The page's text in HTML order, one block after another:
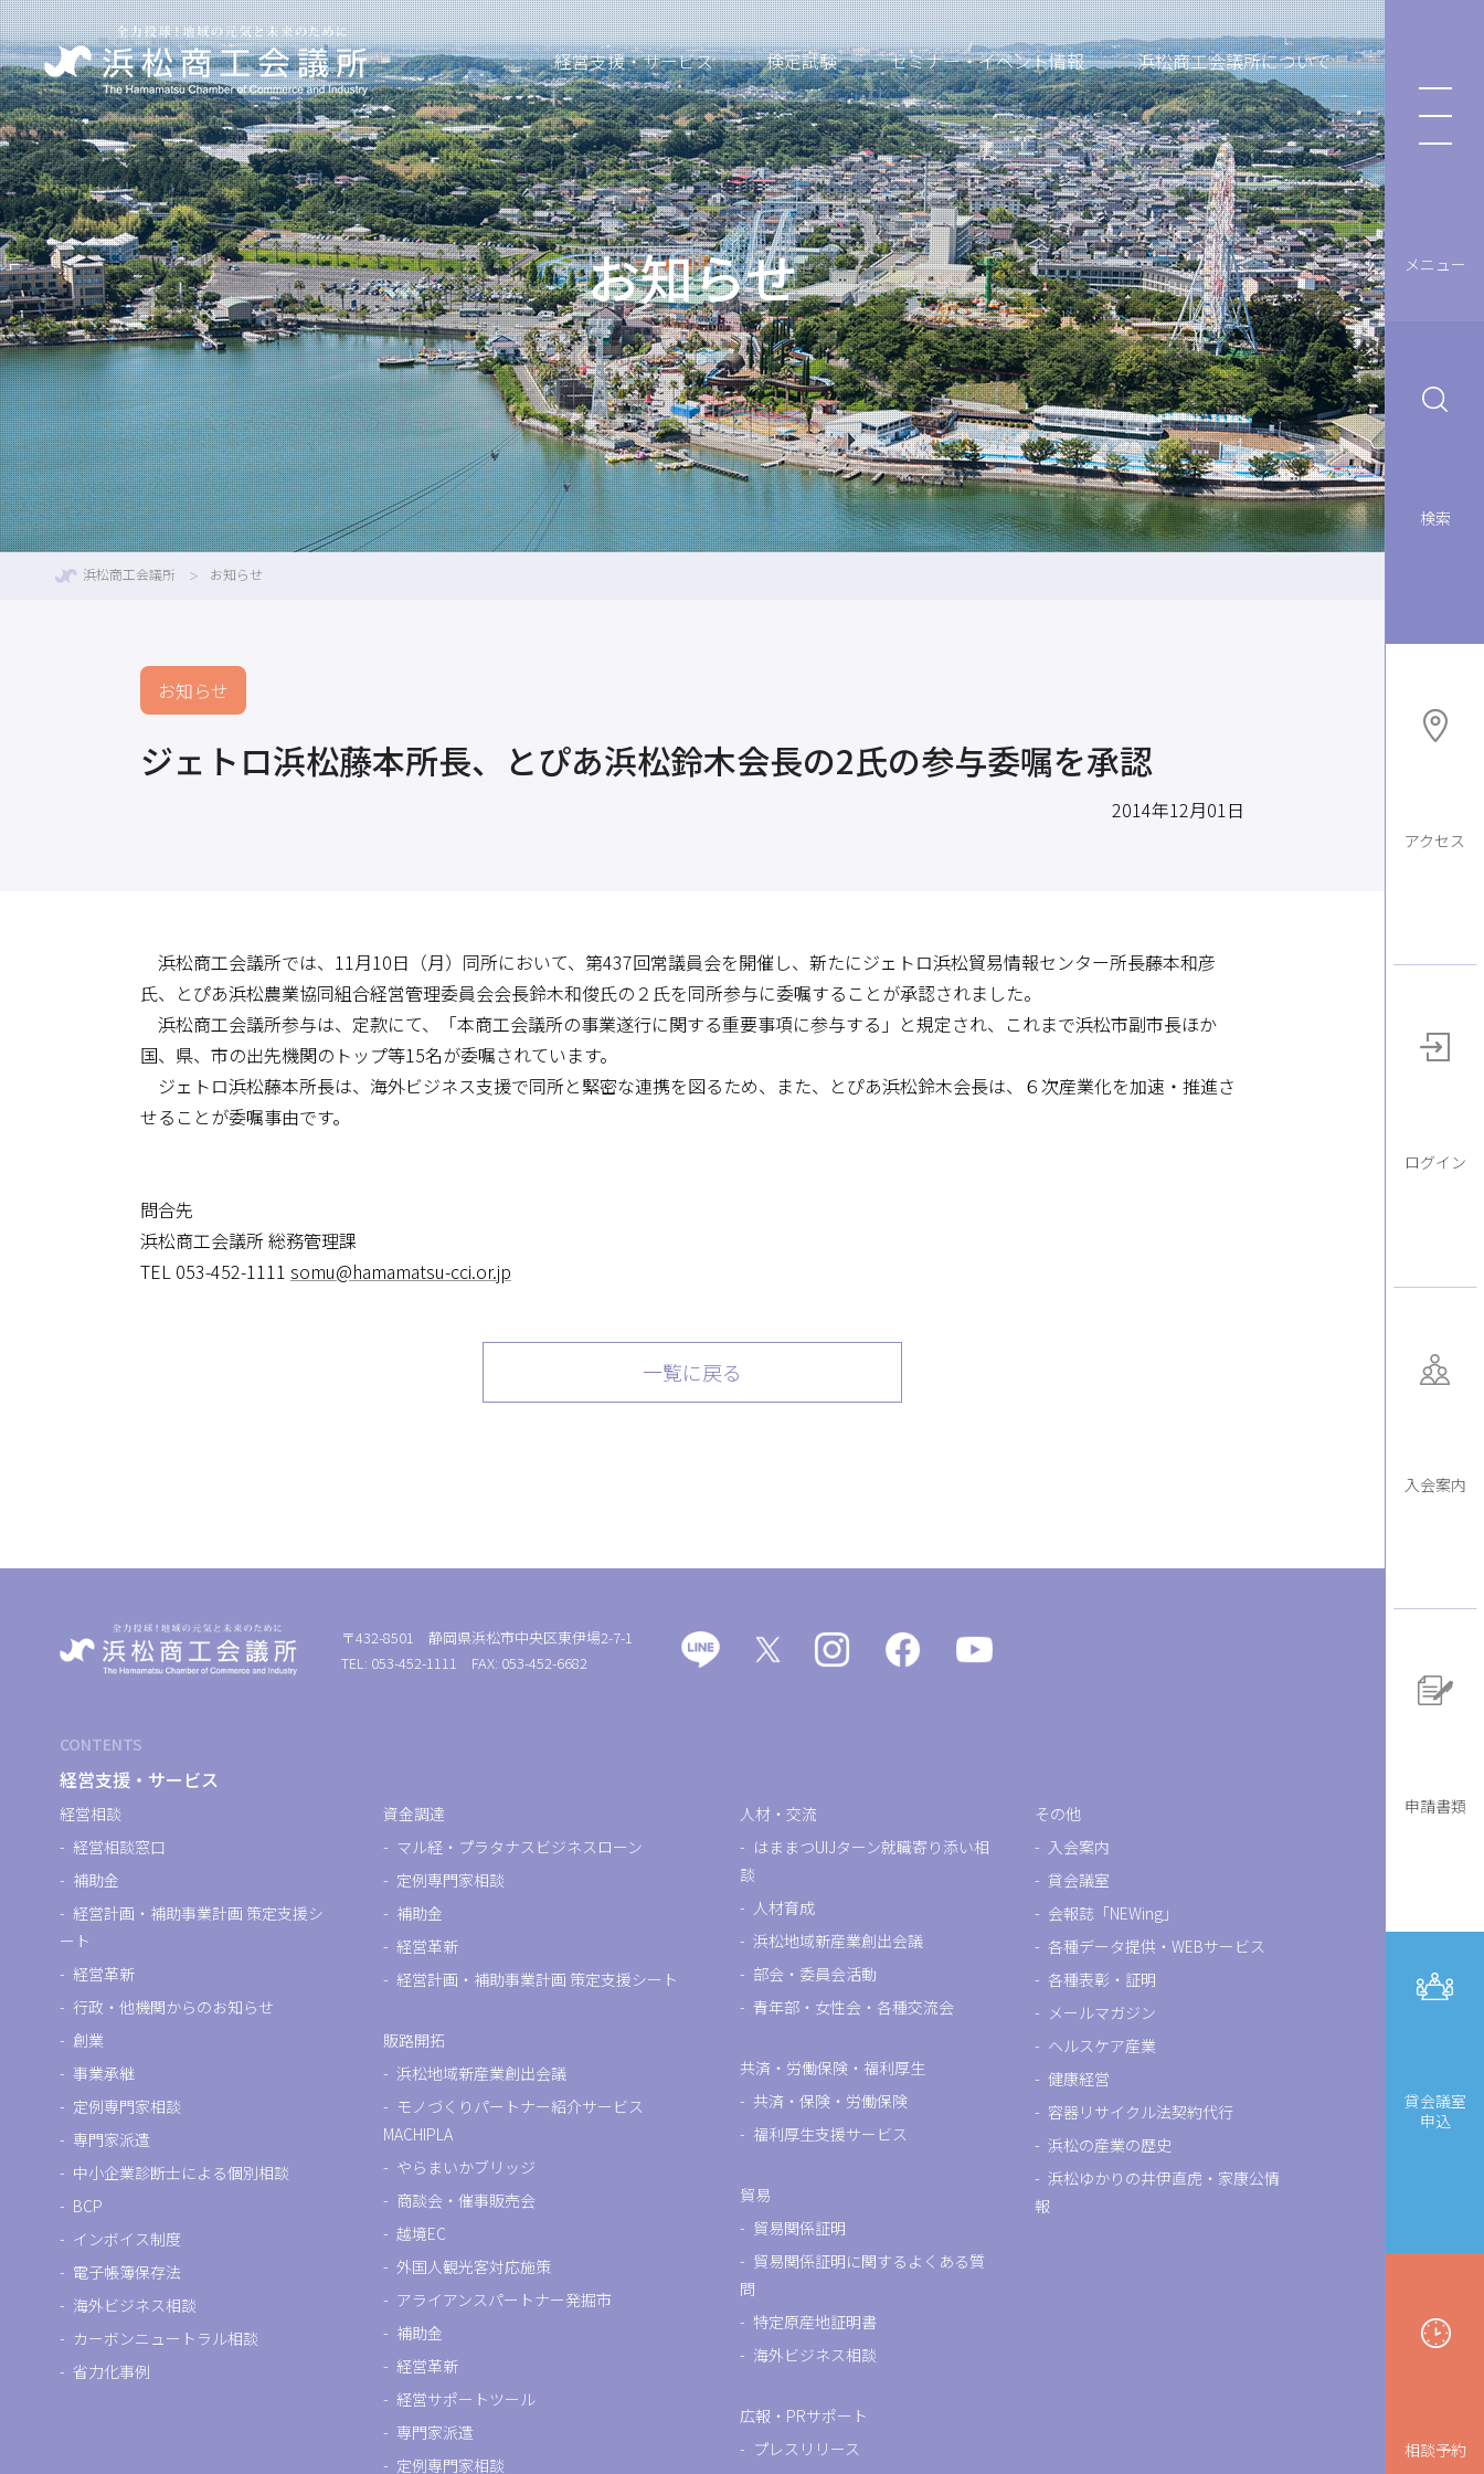
経営支援・サービス 検定試験 セミナー・イベント情報 浜松商工会議所について
メニュー
検索
アクセス
ログイン
入会案内
申請書類
貸会議室
申込
相談予約
お知らせ
浜松商工会議所 お知らせ
お知らせ
ジェトロ浜松藤本所長、とぴあ浜松鈴木会長の2氏の参与委嘱を承認
2014年12月01日
浜松商工会議所では、11月10日（月）同所において、第437回常議員会を開催し、新たにジェトロ浜松貿易情報センター所長藤本和彦
氏、とぴあ浜松農業協同組合経営管理委員会会長鈴木和俊氏の２氏を同所参与に委嘱することが承認されました。
浜松商工会議所参与は、定款にて、「本商工会議所の事業遂行に関する重要事項に参与する」と規定され、これまで浜松市副市長ほか
国、県、市の出先機関のトップ等15名が委嘱されています。
ジェトロ浜松藤本所長は、海外ビジネス支援で同所と緊密な連携を図るため、また、とぴあ浜松鈴木会長は、６次産業化を加速・推進さ
せることが委嘱事由です。
問合先
浜松商工会議所 総務管理課
TEL 053-452-1111 somu@hamamatsu-cci.or.jp
一覧に戻る
〒432-8501 静岡県浜松市中央区東伊場2-7-1
TEL: 053-452-1111 FAX: 053-452-6682
CONTENTS
経営支援・サービス
経営相談
経営相談窓口
補助金
経営計画・補助事業計画 策定支援シ
ート
経営革新
行政・他機関からのお知らせ
創業
事業承継
定例専門家相談
専門家派遣
中小企業診断士による個別相談
BCP
インボイス制度
電子帳簿保存法
海外ビジネス相談
カーボンニュートラル相談
省力化事例
資金調達
マル経・プラタナスビジネスローン
定例専門家相談
補助金
経営革新
経営計画・補助事業計画 策定支援シート
販路開拓
浜松地域新産業創出会議
モノづくりパートナー紹介サービス
MACHIPLA
やらまいかブリッジ
商談会・催事販売会
越境EC
外国人観光客対応施策
アライアンスパートナー発掘市
補助金
経営革新
経営サポートツール
専門家派遣
定例専門家相談
人材・交流
はままつUIJターン就職寄り添い相
談
人材育成
浜松地域新産業創出会議
部会・委員会活動
青年部・女性会・各種交流会
共済・労働保険・福利厚生
共済・保険・労働保険
福利厚生支援サービス
貿易
貿易関係証明
貿易関係証明に関するよくある質
問
特定原産地証明書
海外ビジネス相談
広報・PRサポート
プレスリリース
その他
入会案内
貸会議室
会報誌「NEWing」
各種データ提供・WEBサービス
各種表彰・証明
メールマガジン
ヘルスケア産業
健康経営
容器リサイクル法契約代行
浜松の産業の歴史
浜松ゆかりの井伊直虎・家康公情
報